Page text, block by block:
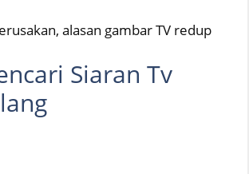
alasan gambar TV redup
Siaran Tv